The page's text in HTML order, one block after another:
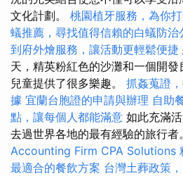
文化計劃。 桃園植牙服務，為你
蟻推薦，尋找值得信賴的白蟻防治
到府外燴服務，讓活動更輕鬆便捷
天，精英粉紅色的沙灘和一個開
兒童提供了很多樂趣。 抓姦蒐證
據 宜蘭台胞證的申請與辦理 自助
點，讓每個人都能滿意 如此充滿
去過世界各地的最有經驗的旅行者
Accounting Firm CPA Solutions
最適合的餐飲方案 台灣土葬政策